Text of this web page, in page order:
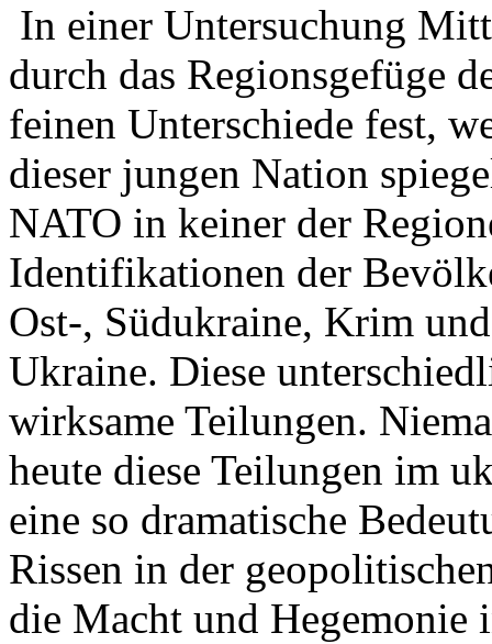
In einer Untersuchung
durch das Regionsgefüge
feinen Unterschiede fest,
dieser jungen Nation
NATO in keiner der
Identifikationen der
Ost-, Südukraine, Krim
Ukraine. Diese
wirksame Teilungen.
heute diese Teilungen im
eine so dramatische
Rissen in der
die Macht und Hegemonie